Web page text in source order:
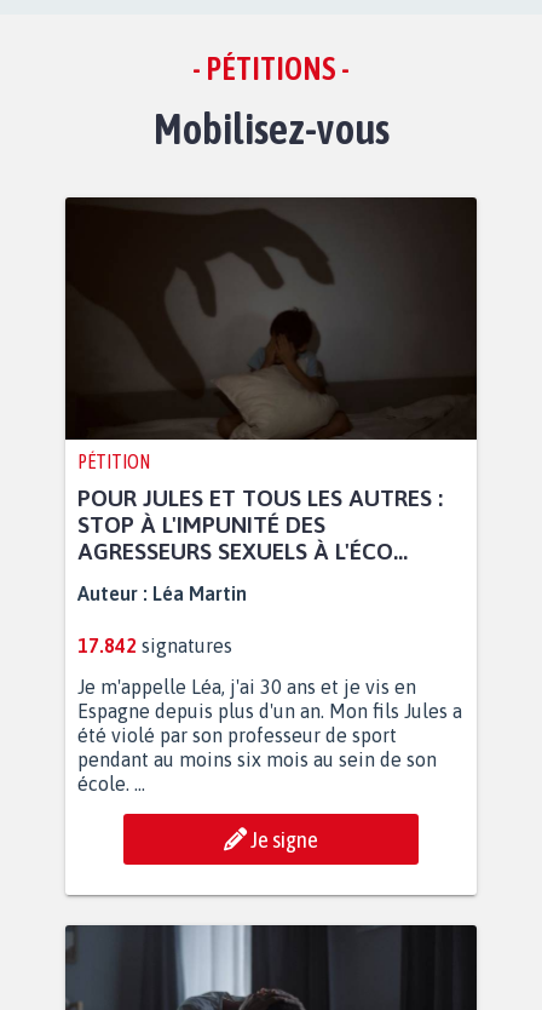
- PÉTITIONS -
Mobilisez-vous
PÉTITION
POUR JULES ET TOUS LES AUTRES :
STOP À L'IMPUNITÉ DES
AGRESSEURS SEXUELS À L'ÉCO...
Auteur : Léa Martin
17.842 signatures
Je m'appelle Léa, j'ai 30 ans et je vis en
Espagne depuis plus d'un an. Mon fils Jules a
été violé par son professeur de sport
pendant au moins six mois au sein de son
école. ...
Je signe